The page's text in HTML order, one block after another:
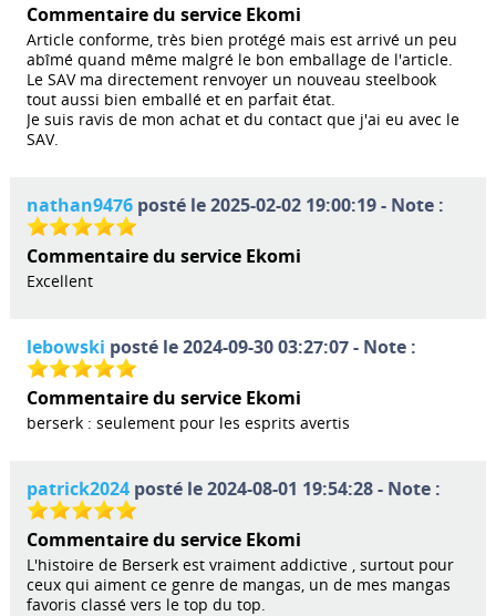
Commentaire du service Ekomi
Article conforme, très bien protégé mais est arrivé un peu
abîmé quand même malgré le bon emballage de l'article.
Le SAV ma directement renvoyer un nouveau steelbook
tout aussi bien emballé et en parfait état.
Je suis ravis de mon achat et du contact que j'ai eu avec le
SAV.
nathan9476posté le 2025-02-02 19:00:19 - Note :
Commentaire du service Ekomi
Excellent
lebowski posté le 2024-09-30 03:27:07 - Note :
Commentaire du service Ekomi
berserk : seulement pour les esprits avertis
patrick2024posté le 2024-08-01 19:54:28 - Note :
Commentaire du service Ekomi
L'histoire de Berserk est vraiment addictive , surtout pour
ceux qui aiment ce genre de mangas, un de mes mangas
favoris classé vers le top du top.